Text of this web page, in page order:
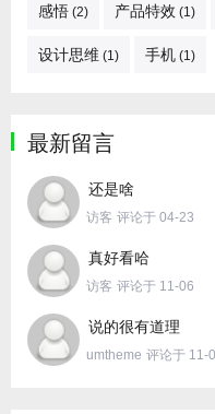
感悟 (2) 产品特效 (1)
设计思维 (1) 手机 (1)
最新留言
还是啥
访客 评论于 04-23
真好看哈
访客 评论于 11-06
说的很有道理
umtheme 评论于 11-